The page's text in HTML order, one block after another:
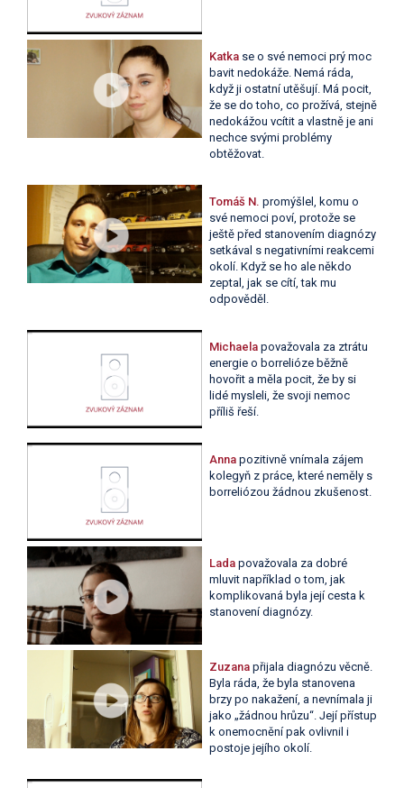
Katka se o své nemoci prý moc
bavit nedokáže. Nemá ráda,
když ji ostatní utěšují. Má pocit,
že se do toho, co prožívá, stejně
nedokážou vcítit a vlastně je ani
nechce svými problémy
obtěžovat.
Tomáš N. promýšlel, komu o
své nemoci poví, protože se
ještě před stanovením diagnózy
setkával s negativními reakcemi
okolí. Když se ho ale někdo
zeptal, jak se cítí, tak mu
odpověděl.
Michaela považovala za ztrátu
energie o borrelióze běžně
hovořit a měla pocit, že by si
lidé mysleli, že svoji nemoc
příliš řeší.
Anna pozitivně vnímala zájem
kolegyň z práce, které neměly s
borreliózou žádnou zkušenost.
Lada považovala za dobré
mluvit například o tom, jak
komplikovaná byla její cesta k
stanovení diagnózy.
Zuzana přijala diagnózu věcně.
Byla ráda, že byla stanovena
brzy po nakažení, a nevnímala ji
jako „žádnou hrůzu“. Její přístup
k onemocnění pak ovlivnil i
postoje jejího okolí.